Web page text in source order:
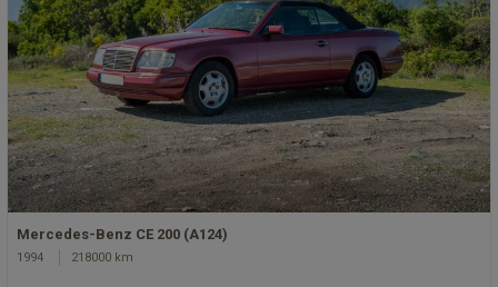
Mercedes-Benz CE 200 (A124)
1994 218000 km